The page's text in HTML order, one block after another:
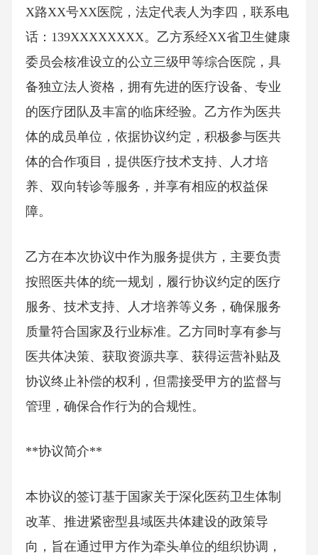
X路XX号XX医院，法定代表人为李四，联系电
话：139XXXXXXXX。乙方系经XX省卫生健康
委员会核准设立的公立三级甲等综合医院，具
备独立法人资格，拥有先进的医疗设备、专业
的医疗团队及丰富的临床经验。乙方作为医共
体的成员单位，依据协议约定，积极参与医共
体的合作项目，提供医疗技术支持、人才培
养、双向转诊等服务，并享有相应的权益保
障。
乙方在本次协议中作为服务提供方，主要负责
按照医共体的统一规划，履行协议约定的医疗
服务、技术支持、人才培养等义务，确保服务
质量符合国家及行业标准。乙方同时享有参与
医共体决策、获取资源共享、获得运营补贴及
协议终止补偿的权利，但需接受甲方的监督与
管理，确保合作行为的合规性。
**协议简介**
本协议的签订基于国家关于深化医药卫生体制
改革、推进紧密型县域医共体建设的政策导
向，旨在通过甲方作为牵头单位的组织协调，